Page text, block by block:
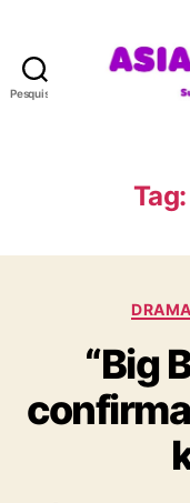
Pesquisar
Tag:
DRAMA
“Big